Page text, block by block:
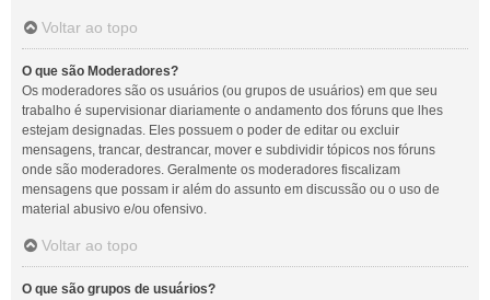
Voltar ao topo
O que são Moderadores?
Os moderadores são os usuários (ou grupos de usuários) em que seu
trabalho é supervisionar diariamente o andamento dos fóruns que lhes
estejam designadas. Eles possuem o poder de editar ou excluir
mensagens, trancar, destrancar, mover e subdividir tópicos nos fóruns
onde são moderadores. Geralmente os moderadores fiscalizam
mensagens que possam ir além do assunto em discussão ou o uso de
material abusivo e/ou ofensivo.
Voltar ao topo
O que são grupos de usuários?